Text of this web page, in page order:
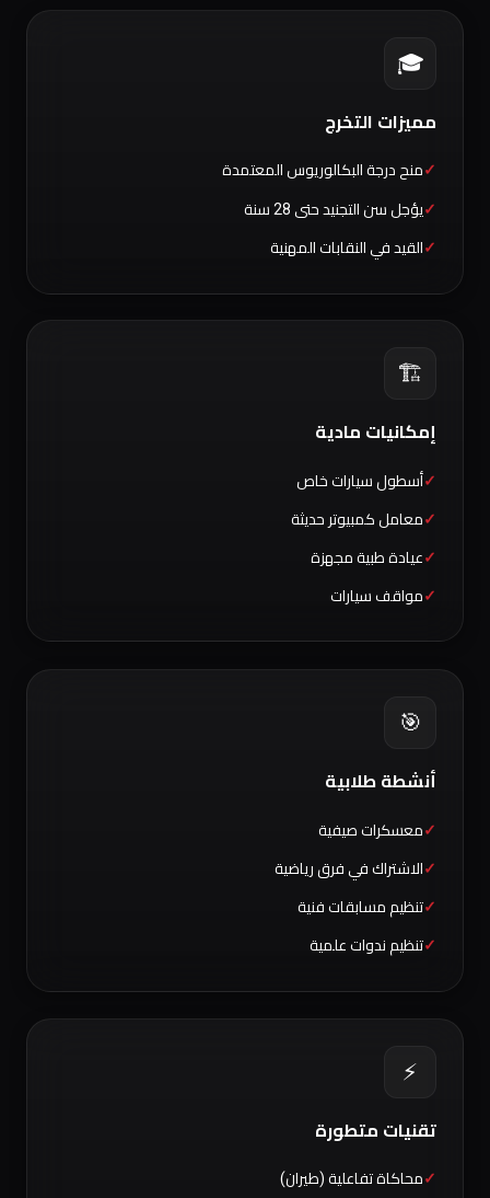
🎓
مميزات التخرج
منح درجة البكالوريوس المعتمدة
يؤجل سن التجنيد حتى 28 سنة
القيد في النقابات المهنية
🏗️
إمكانيات مادية
أسطول سيارات خاص
معامل كمبيوتر حديثة
عيادة طبية مجهزة
مواقف سيارات
🎯
أنشطة طلابية
معسكرات صيفية
الاشتراك في فرق رياضية
تنظيم مسابقات فنية
تنظيم ندوات علمية
⚡
تقنيات متطورة
محاكاة تفاعلية (طيران)